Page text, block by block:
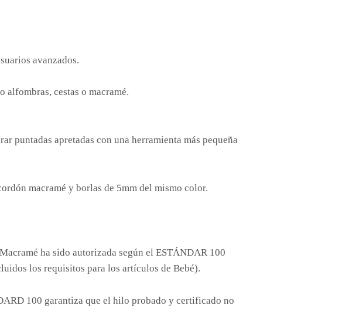
avanzados.
alfombras, cestas o macramé.
puntadas apretadas con una herramienta más pequeña
macramé y borlas de 5mm del mismo color.
ha sido autorizada según el ESTÁNDAR 100
los requisitos para los artículos de Bebé).
100 garantiza que el hilo probado y certificado no